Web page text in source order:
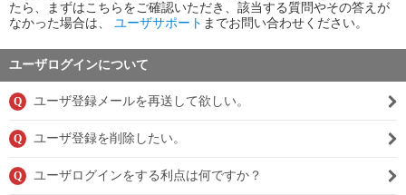
たら、まずはこちらをご確認いただき、該当する質問やその答えが
なかった場合は、 ユーザサポート までお問い合わせください。
ユーザログインについて
Q ユーザ登録メールを再送して欲しい。
Q ユーザ登録を削除したい。
Q ユーザログインをする利点は何ですか？